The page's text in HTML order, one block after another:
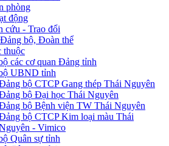
phòng
động
cứu - Trao đổi
bộ, Đoàn thể
thuộc
các cơ quan Đảng tỉnh
UBND tỉnh
bộ CTCP Gang thép Thái Nguyên
bộ Đại học Thái Nguyên
bộ Bệnh viện TW Thái Nguyên
bộ CTCP Kim loại màu Thái
- Vimico
Quân sự tỉnh